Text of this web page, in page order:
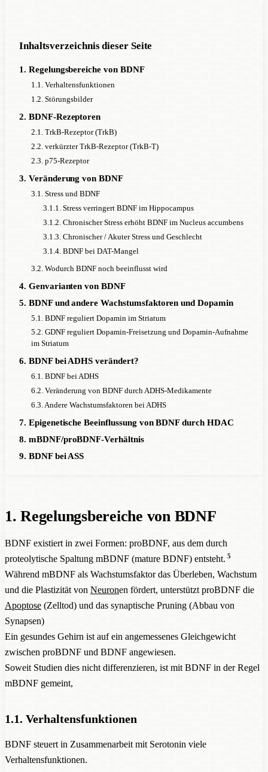
Inhaltsverzeichnis dieser Seite
1. Regelungsbereiche von BDNF
1.1. Verhaltensfunktionen
1.2. Störungsbilder
2. BDNF-Rezeptoren
2.1. TrkB-Rezeptor (TrkB)
2.2. verkürzter TrkB-Rezeptor (TrkB-T)
2.3. p75-Rezeptor
3. Veränderung von BDNF
3.1. Stress und BDNF
3.1.1. Stress verringert BDNF im Hippocampus
3.1.2. Chronischer Stress erhöht BDNF im Nucleus accumbens
3.1.3. Chronischer / Akuter Stress und Geschlecht
3.1.4. BDNF bei DAT-Mangel
3.2. Wodurch BDNF noch beeinflusst wird
4. Genvarianten von BDNF
5. BDNF und andere Wachstumsfaktoren und Dopamin
5.1. BDNF reguliert Dopamin im Striatum
5.2. GDNF reguliert Dopamin-Freisetzung und Dopamin-Aufnahme
im Striatum
6. BDNF bei ADHS verändert?
6.1. BDNF bei ADHS
6.2. Veränderung von BDNF durch ADHS-Medikamente
6.3. Andere Wachstumsfaktoren bei ADHS
7. Epigenetische Beeinflussung von BDNF durch HDAC
8. mBDNF/proBDNF-Verhältnis
9. BDNF bei ASS
1. Regelungsbereiche von BDNF
BDNF existiert in zwei Formen: proBDNF, aus dem durch
proteolytische Spaltung mBDNF (mature BDNF) entsteht. 5
Während mBDNF als Wachstumsfaktor das Überleben, Wachstum
und die Plastizität von Neuronen fördert, unterstützt proBDNF die
Apoptose (Zelltod) und das synaptische Pruning (Abbau von
Synapsen)
Ein gesundes Gehirn ist auf ein angemessenes Gleichgewicht
zwischen proBDNF und BDNF angewiesen.
Soweit Studien dies nicht differenzieren, ist mit BDNF in der Regel
mBDNF gemeint,
1.1. Verhaltensfunktionen
BDNF steuert in Zusammenarbeit mit Serotonin viele
Verhaltensfunktionen.